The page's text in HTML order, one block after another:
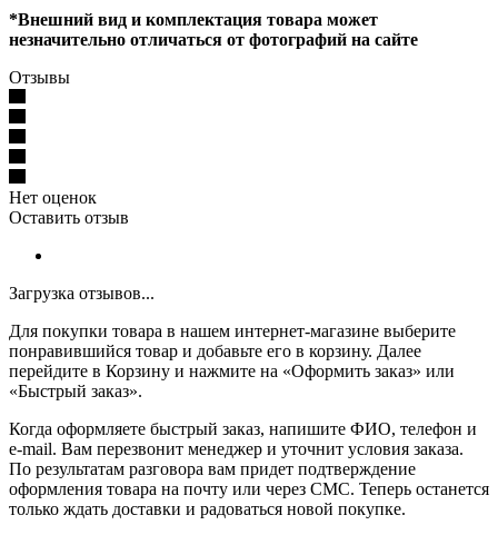
*Внешний вид и комплектация товара может
незначительно отличаться от фотографий на сайте
Отзывы
Нет оценок
Оставить отзыв
Загрузка отзывов...
Для покупки товара в нашем интернет-магазине выберите
понравившийся товар и добавьте его в корзину. Далее
перейдите в Корзину и нажмите на «Оформить заказ» или
«Быстрый заказ».
Когда оформляете быстрый заказ, напишите ФИО, телефон и
e-mail. Вам перезвонит менеджер и уточнит условия заказа.
По результатам разговора вам придет подтверждение
оформления товара на почту или через СМС. Теперь останется
только ждать доставки и радоваться новой покупке.